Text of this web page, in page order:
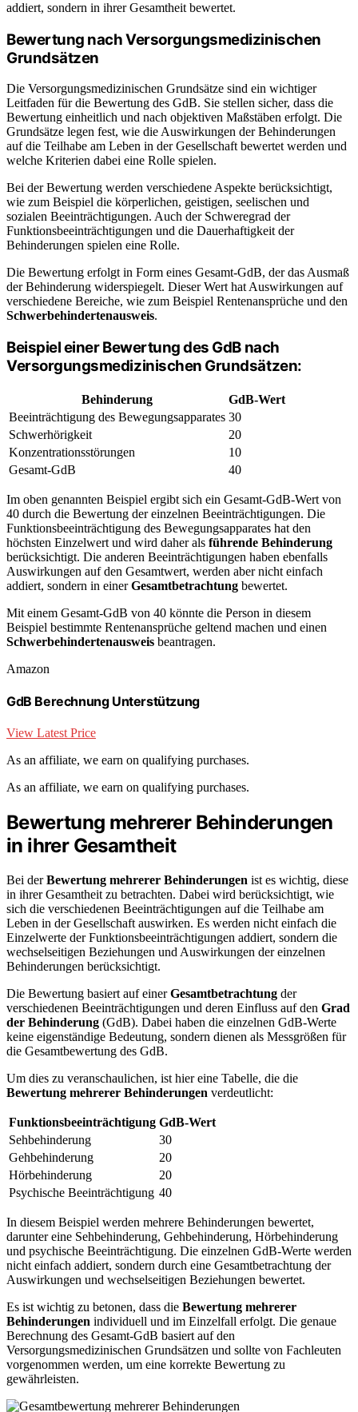
addiert, sondern in ihrer Gesamtheit bewertet.
Bewertung nach Versorgungsmedizinischen
Grundsätzen
Die Versorgungsmedizinischen Grundsätze sind ein wichtiger
Leitfaden für die Bewertung des GdB. Sie stellen sicher, dass die
Bewertung einheitlich und nach objektiven Maßstäben erfolgt. Die
Grundsätze legen fest, wie die Auswirkungen der Behinderungen
auf die Teilhabe am Leben in der Gesellschaft bewertet werden und
welche Kriterien dabei eine Rolle spielen.
Bei der Bewertung werden verschiedene Aspekte berücksichtigt,
wie zum Beispiel die körperlichen, geistigen, seelischen und
sozialen Beeinträchtigungen. Auch der Schweregrad der
Funktionsbeeinträchtigungen und die Dauerhaftigkeit der
Behinderungen spielen eine Rolle.
Die Bewertung erfolgt in Form eines Gesamt-GdB, der das Ausmaß
der Behinderung widerspiegelt. Dieser Wert hat Auswirkungen auf
verschiedene Bereiche, wie zum Beispiel Rentenansprüche und den
Schwerbehindertenausweis.
Beispiel einer Bewertung des GdB nach
Versorgungsmedizinischen Grundsätzen:
Behinderung
GdB-Wert
Beeinträchtigung des Bewegungsapparates 30
Schwerhörigkeit
20
Konzentrationsstörungen
10
Gesamt-GdB
40
Im oben genannten Beispiel ergibt sich ein Gesamt-GdB-Wert von
40 durch die Bewertung der einzelnen Beeinträchtigungen. Die
Funktionsbeeinträchtigung des Bewegungsapparates hat den
höchsten Einzelwert und wird daher als führende Behinderung
berücksichtigt. Die anderen Beeinträchtigungen haben ebenfalls
Auswirkungen auf den Gesamtwert, werden aber nicht einfach
addiert, sondern in einerGesamtbetrachtung bewertet.
Mit einem Gesamt-GdB von 40 könnte die Person in diesem
Beispiel bestimmte Rentenansprüche geltend machen und einen
Schwerbehindertenausweis beantragen.
Amazon
GdB Berechnung Unterstützung
View Latest Price
As an affiliate, we earn on qualifying purchases.
As an affiliate, we earn on qualifying purchases.
Bewertung mehrerer Behinderungen
in ihrer Gesamtheit
Bei derBewertung mehrerer Behinderungen ist es wichtig, diese
in ihrer Gesamtheit zu betrachten. Dabei wird berücksichtigt, wie
sich die verschiedenen Beeinträchtigungen auf die Teilhabe am
Leben in der Gesellschaft auswirken. Es werden nicht einfach die
Einzelwerte der Funktionsbeeinträchtigungen addiert, sondern die
wechselseitigen Beziehungen und Auswirkungen der einzelnen
Behinderungen berücksichtigt.
Die Bewertung basiert auf einerGesamtbetrachtung der
verschiedenen Beeinträchtigungen und deren Einfluss auf den Grad
der Behinderung (GdB). Dabei haben die einzelnen GdB-Werte
keine eigenständige Bedeutung, sondern dienen als Messgrößen für
die Gesamtbewertung des GdB.
Um dies zu veranschaulichen, ist hier eine Tabelle, die die
Bewertung mehrerer Behinderungen verdeutlicht:
Funktionsbeeinträchtigung GdB-Wert
Sehbehinderung
30
Gehbehinderung
20
Hörbehinderung
20
Psychische Beeinträchtigung 40
In diesem Beispiel werden mehrere Behinderungen bewertet,
darunter eine Sehbehinderung, Gehbehinderung, Hörbehinderung
und psychische Beeinträchtigung. Die einzelnen GdB-Werte werden
nicht einfach addiert, sondern durch eine Gesamtbetrachtung der
Auswirkungen und wechselseitigen Beziehungen bewertet.
Es ist wichtig zu betonen, dass die Bewertung mehrerer
Behinderungen individuell und im Einzelfall erfolgt. Die genaue
Berechnung des Gesamt-GdB basiert auf den
Versorgungsmedizinischen Grundsätzen und sollte von Fachleuten
vorgenommen werden, um eine korrekte Bewertung zu
gewährleisten.